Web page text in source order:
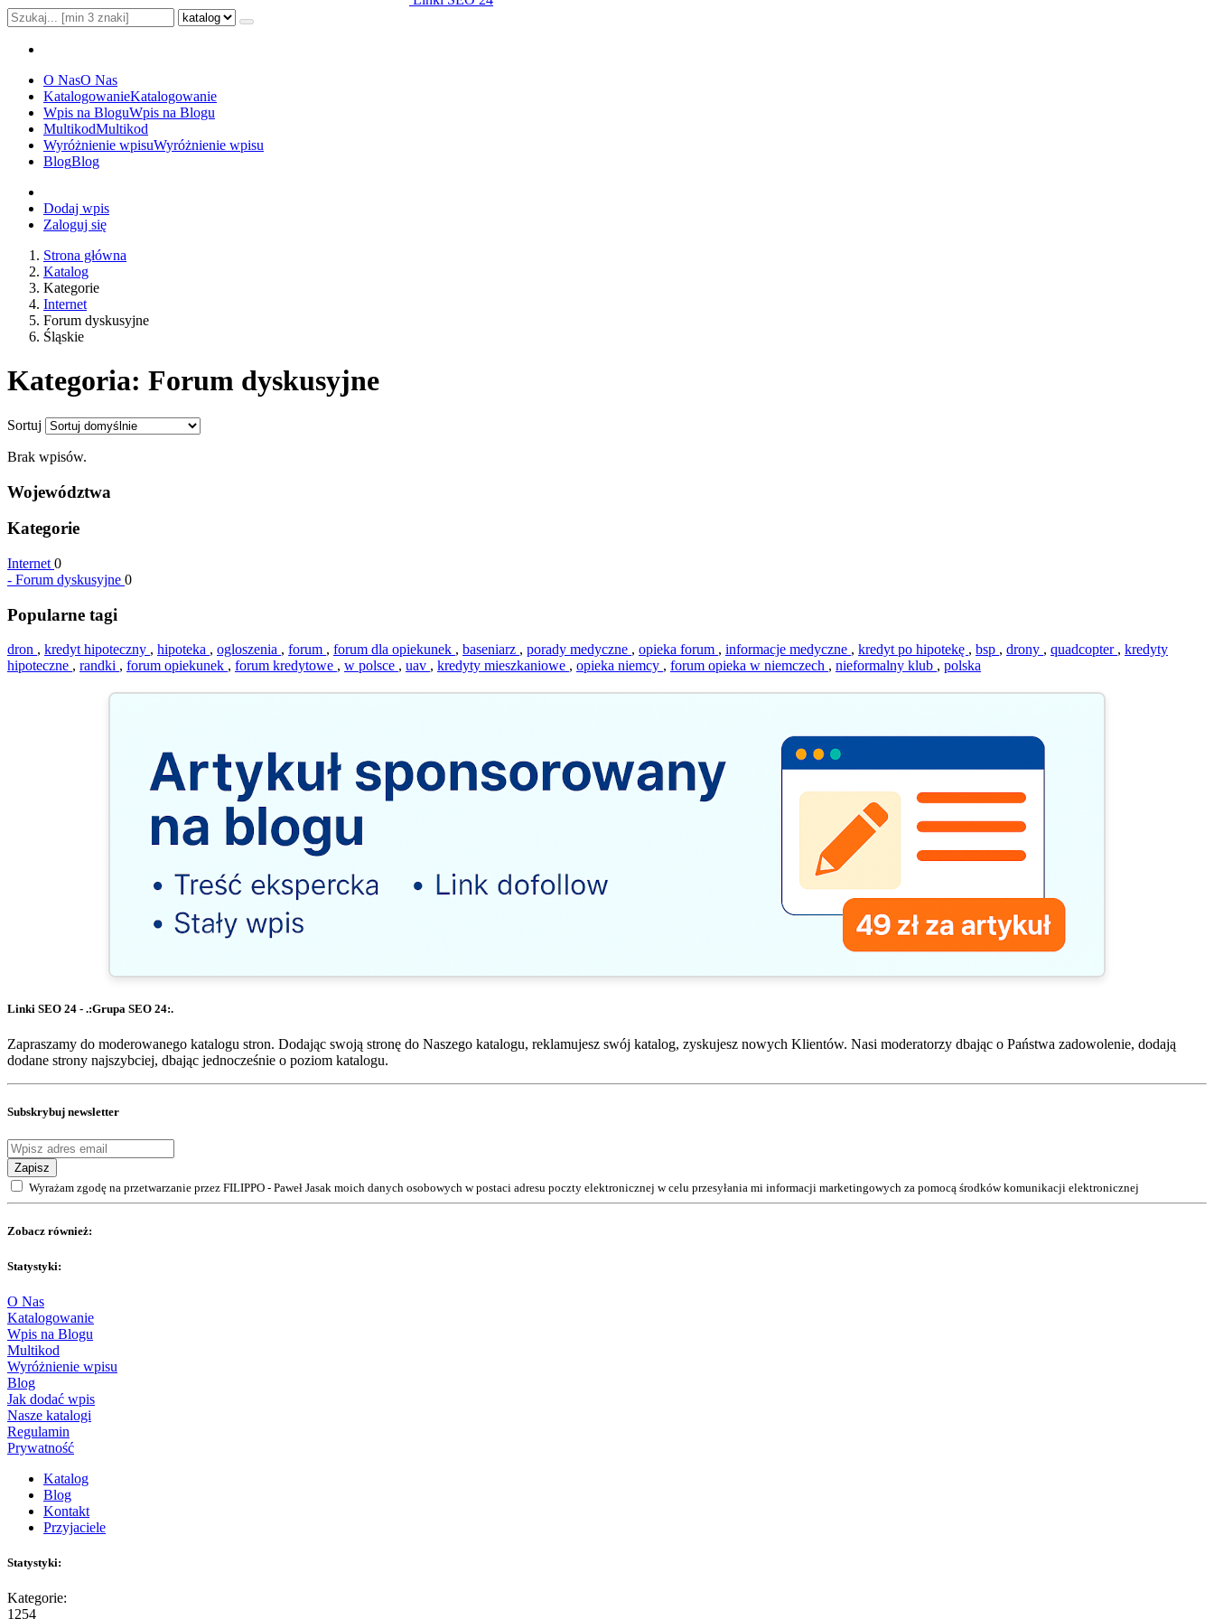
O NasO Nas
KatalogowanieKatalogowanie
Wpis na BloguWpis na Blogu
MultikodMultikod
Wyróżnienie wpisuWyróżnienie wpisu
BlogBlog
Dodaj wpis
Zaloguj się
Strona główna
Katalog
Kategorie
Internet
Forum dyskusyjne
Śląskie
Kategoria: Forum dyskusyjne
Sortuj
Brak wpisów.
Województwa
Kategorie
Internet 0
- Forum dyskusyjne 0
Popularne tagi
dron , kredyt hipoteczny , hipoteka , ogloszenia , forum , forum dla opiekunek , baseniarz , porady medyczne , opieka forum , informacje medyczne , kredyt po hipotekę , bsp , drony , quadcopter , kredyty
hipoteczne , randki , forum opiekunek , forum kredytowe , w polsce , uav , kredyty mieszkaniowe , opieka niemcy , forum opieka w niemczech , nieformalny klub , polska
Linki SEO 24 - .:Grupa SEO 24:.
Zapraszamy do moderowanego katalogu stron. Dodając swoją stronę do Naszego katalogu, reklamujesz swój katalog, zyskujesz nowych Klientów. Nasi moderatorzy dbając o Państwa zadowolenie, dodają
dodane strony najszybciej, dbając jednocześnie o poziom katalogu.
Subskrybuj newsletter
Zapisz
Wyrażam zgodę na przetwarzanie przez FILIPPO - Paweł Jasak moich danych osobowych w postaci adresu poczty elektronicznej w celu przesyłania mi informacji marketingowych za pomocą środków komunikacji elektronicznej
Zobacz również:
Statystyki:
O Nas
Katalogowanie
Wpis na Blogu
Multikod
Wyróżnienie wpisu
Blog
Jak dodać wpis
Nasze katalogi
Regulamin
Prywatność
Katalog
Blog
Kontakt
Przyjaciele
Statystyki:
Kategorie:
1254